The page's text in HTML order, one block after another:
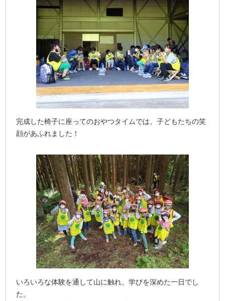
完成した椅子に座ってのおやつタイムでは、子どもたちの笑
顔があふれました！
いろいろな体験を通して山に触れ、学びを深めた一日でし
た。